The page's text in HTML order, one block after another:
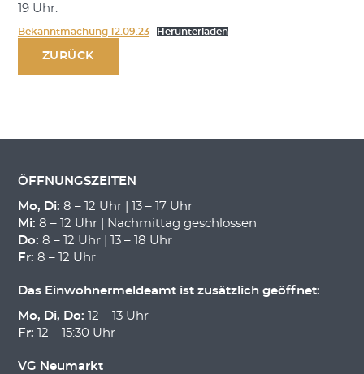
19 Uhr.
Bekanntmachung 12.09.23 Herunterladen
ZURÜCK
ÖFFNUNGSZEITEN
Mo, Di: 8 – 12 Uhr | 13 – 17 Uhr
Mi: 8 – 12 Uhr | Nachmittag geschlossen
Do: 8 – 12 Uhr | 13 – 18 Uhr
Fr: 8 – 12 Uhr
Das Einwohnermeldeamt ist zusätzlich geöffnet:
Mo, Di, Do: 12 – 13 Uhr
Fr: 12 – 15:30 Uhr
VG Neumarkt